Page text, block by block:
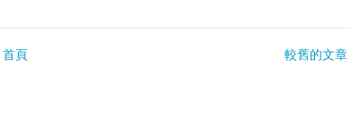
較舊的文章
首頁